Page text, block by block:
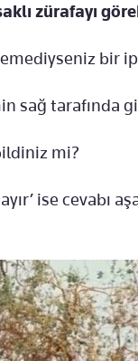
zürafayı
bir
sağ tarafında
mi?
ise